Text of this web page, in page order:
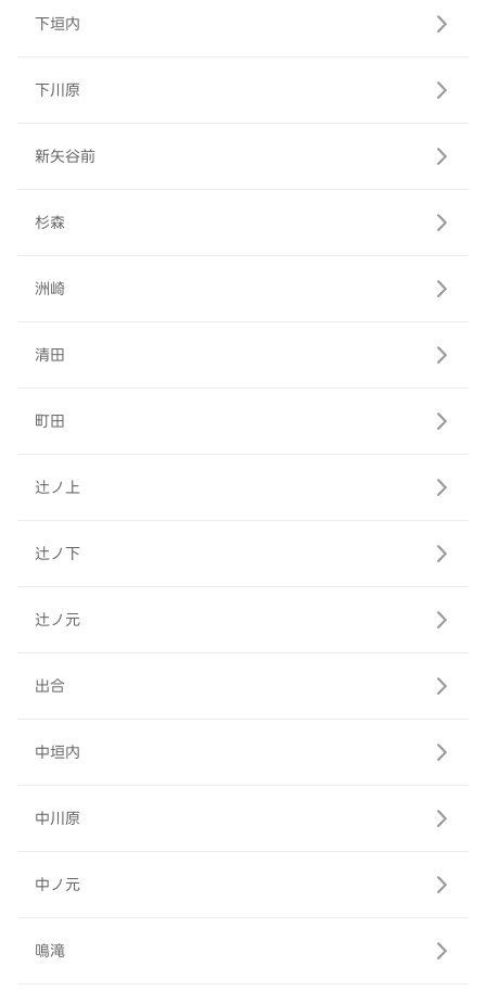
下垣内
下川原
新矢谷前
杉森
洲崎
清田
町田
辻ノ上
辻ノ下
辻ノ元
出合
中垣内
中川原
中ノ元
鳴滝